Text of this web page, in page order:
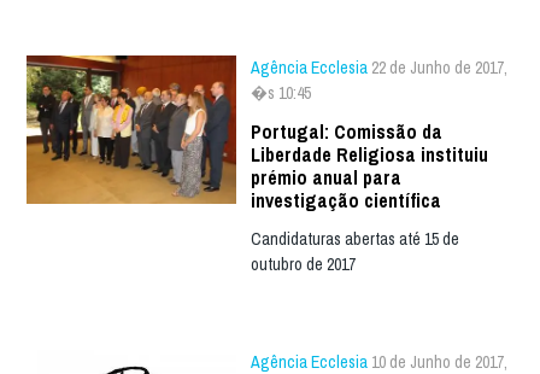
Agência Ecclesia 22 de Junho de 2017,
�s 10:45
Portugal: Comissão da
Liberdade Religiosa instituiu
prémio anual para
investigação científica
Candidaturas abertas até 15 de
outubro de 2017
Agência Ecclesia 10 de Junho de 2017,